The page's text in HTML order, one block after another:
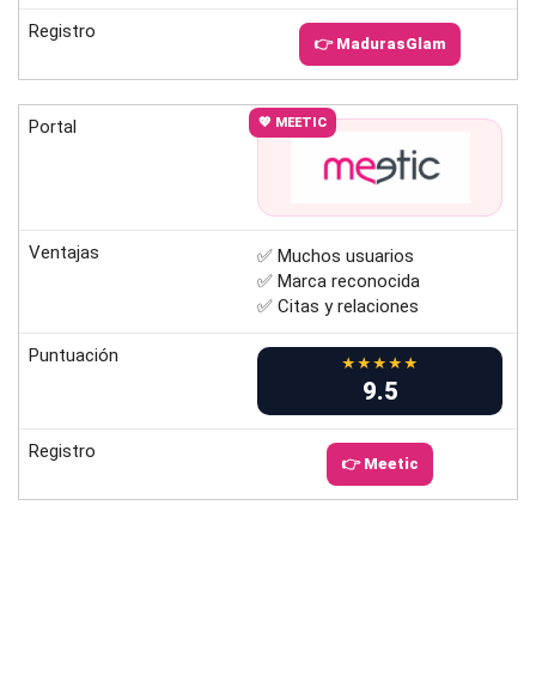
Registro
👉 MadurasGlam
Portal 💖 MEETIC
Ventajas
✅ Muchos usuarios
✅ Marca reconocida
✅ Citas y relaciones
Puntuación ★★★★★
9.5
Registro
👉 Meetic